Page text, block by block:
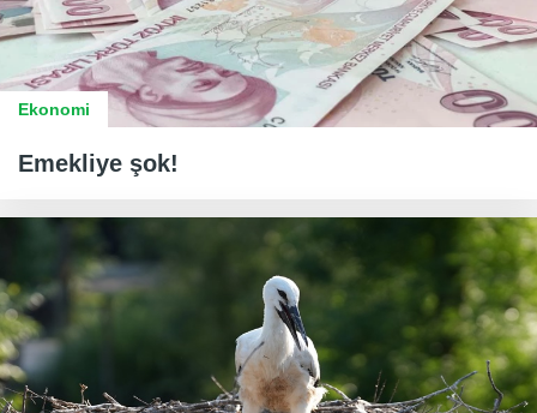
Ekonomi
Emekliye şok!